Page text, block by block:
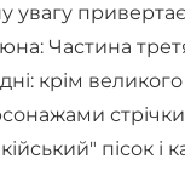
увагу
Частина
крім
пісок і